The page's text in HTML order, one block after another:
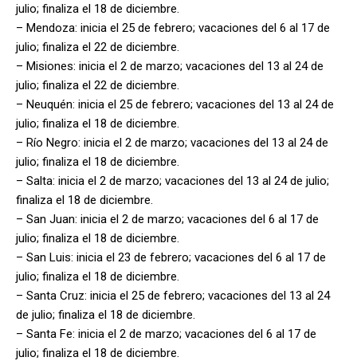
julio; finaliza el 18 de diciembre.
– Mendoza: inicia el 25 de febrero; vacaciones del 6 al 17 de
julio; finaliza el 22 de diciembre.
– Misiones: inicia el 2 de marzo; vacaciones del 13 al 24 de
julio; finaliza el 22 de diciembre.
– Neuquén: inicia el 25 de febrero; vacaciones del 13 al 24 de
julio; finaliza el 18 de diciembre.
– Río Negro: inicia el 2 de marzo; vacaciones del 13 al 24 de
julio; finaliza el 18 de diciembre.
– Salta: inicia el 2 de marzo; vacaciones del 13 al 24 de julio;
finaliza el 18 de diciembre.
– San Juan: inicia el 2 de marzo; vacaciones del 6 al 17 de
julio; finaliza el 18 de diciembre.
– San Luis: inicia el 23 de febrero; vacaciones del 6 al 17 de
julio; finaliza el 18 de diciembre.
– Santa Cruz: inicia el 25 de febrero; vacaciones del 13 al 24
de julio; finaliza el 18 de diciembre.
– Santa Fe: inicia el 2 de marzo; vacaciones del 6 al 17 de
julio; finaliza el 18 de diciembre.